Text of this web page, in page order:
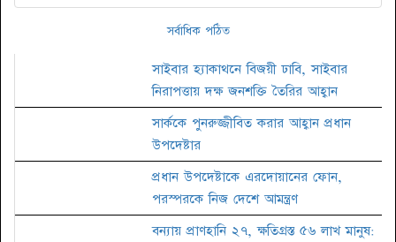
সর্বাধিক পঠিত
সাইবার হ্যাকাথনে বিজয়ী ঢাবি, সাইবার
নিরাপত্তায় দক্ষ জনশক্তি তৈরির আহ্বান
সার্ককে পুনরুজ্জীবিত করার আহ্বান প্রধান
উপদেষ্টার
প্রধান উপদেষ্টাকে এরদোয়ানের ফোন,
পরস্পরকে নিজ দেশে আমন্ত্রণ
বন্যায় প্রাণহানি ২৭, ক্ষতিগ্রস্ত ৫৬ লাখ মানুষ: